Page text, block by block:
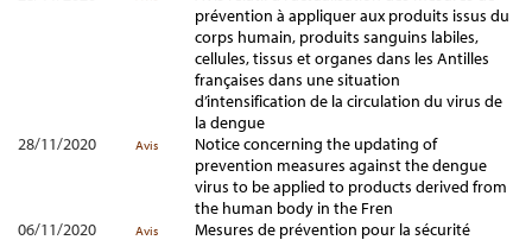
prévention à appliquer aux produits issus du
corps humain, produits sanguins labiles,
cellules, tissus et organes dans les Antilles
françaises dans une situation
d’intensification de la circulation du virus de
la dengue
28/11/2020
Avis
Notice concerning the updating of
prevention measures against the dengue
virus to be applied to products derived from
the human body in the Fren
06/11/2020
Avis
Mesures de prévention pour la sécurité